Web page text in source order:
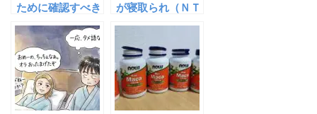
ために確認すべき
への誘い編）
が寝取られ（ＮＴ